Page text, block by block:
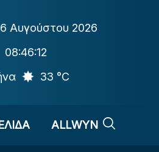
6 Αυγούστου 2026
08:46:13
33 °C
ALLWYN